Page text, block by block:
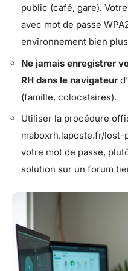
public (café, gare).
avec mot de passe
environnement bien
Ne jamais enregistrer
RH dans le navigateur
(famille, colocataires).
Utiliser la procédure
maboxrh.laposte.fr/
votre mot de passe,
solution sur un forum